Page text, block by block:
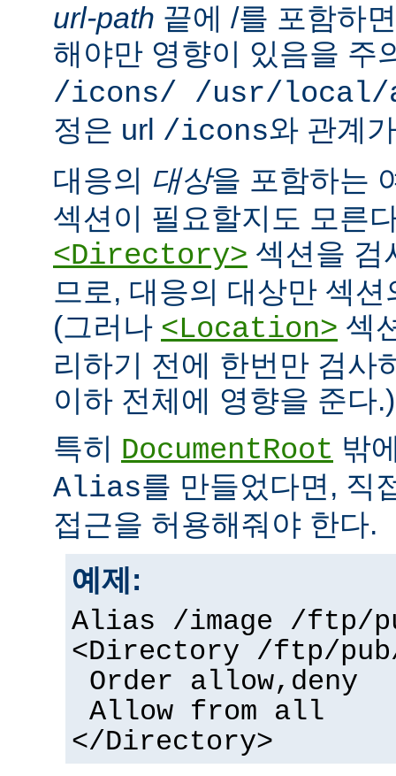
url-path 끝에 /를 포함하
해야만 영향이 있음을 주
/icons/ /usr/local/
정은 url /icons와 관계
대응의 대상을 포함하는
섹션이 필요할지도 모른
<Directory> 섹션을 검
므로, 대응의 대상만 섹
(그러나 <Location> 섹
리하기 전에 한번만 검사
이하 전체에 영향을 준다.)
특히 DocumentRoot 밖
Alias를 만들었다면, 직
접근을 허용해줘야 한다.
예제:
Alias /image /ftp/
<Directory /ftp/pub/
Order allow,deny
Allow from all
</Directory>